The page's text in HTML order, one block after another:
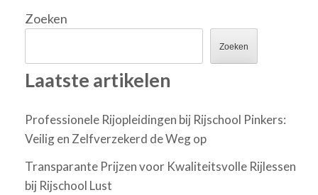
Zoeken
Zoeken
Laatste artikelen
Professionele Rijopleidingen bij Rijschool Pinkers:
Veilig en Zelfverzekerd de Weg op
Transparante Prijzen voor Kwaliteitsvolle Rijlessen
bij Rijschool Lust